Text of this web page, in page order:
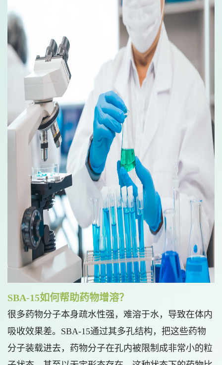
SBA-15如何帮助药物增溶？
很多药物分子本身疏水性强，难溶于水，导致在体内
吸收效果差。SBA-15通过其多孔结构，把这些药物
分子装载进去，药物分子在孔内被限制成非常小的粒